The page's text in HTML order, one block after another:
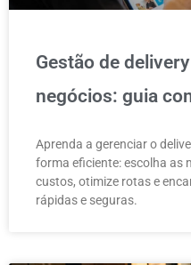
Gestão de
negócios: guia
Aprenda a gerenciar o
forma eficiente: escolha as
custos, otimize rotas e
rápidas e seguras.